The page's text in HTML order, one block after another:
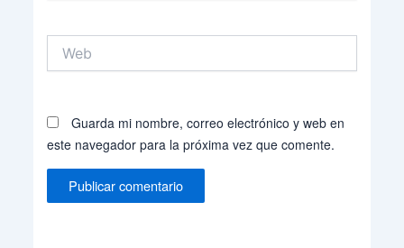
Web
Guarda mi nombre, correo electrónico y web en
este navegador para la próxima vez que comente.